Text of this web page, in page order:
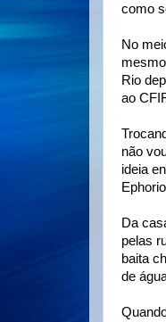
como
No
Rio
ao
não
ideia
Da
pelas
baita
de